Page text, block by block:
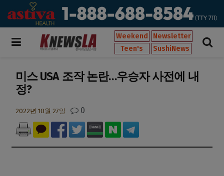
Weekend
Newsletter
Teen's
SushiNews
미스 USA 조작 논란…우승자 사전에 내
정?
2022년 10월 27일 0